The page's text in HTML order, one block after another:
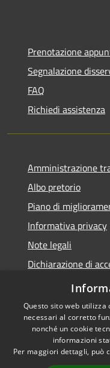
Prenotazione
Segnalazione
FAQ
Richiedi assistenza
Amministrazione
Albo pretorio
Piano di
Informativa privacy
Note legali
Dichiarazione di
Obiettivi di
Accessibilità
Questo sito web
necessari al corretto
nonché un cookie
informazioni
Per maggiori dettagli, può